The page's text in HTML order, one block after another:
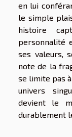
en lui
le simple
histoire
personnalité
ses valeurs,
note de la
se limite pas
univers
devient le
durablement